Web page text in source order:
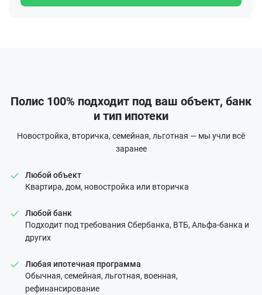
Полис 100% подходит под ваш объект, банк
и тип ипотеки
Новостройка, вторичка, семейная, льготная — мы учли всё
заранее
Любой объект
Квартира, дом, новостройка или вторичка
Любая ипотечная программа
Обычная, семейная, льготная, военная,
рефинансирование
Любой банк
Подходит под требования Сбербанка, ВТБ, Альфа-банка и
других